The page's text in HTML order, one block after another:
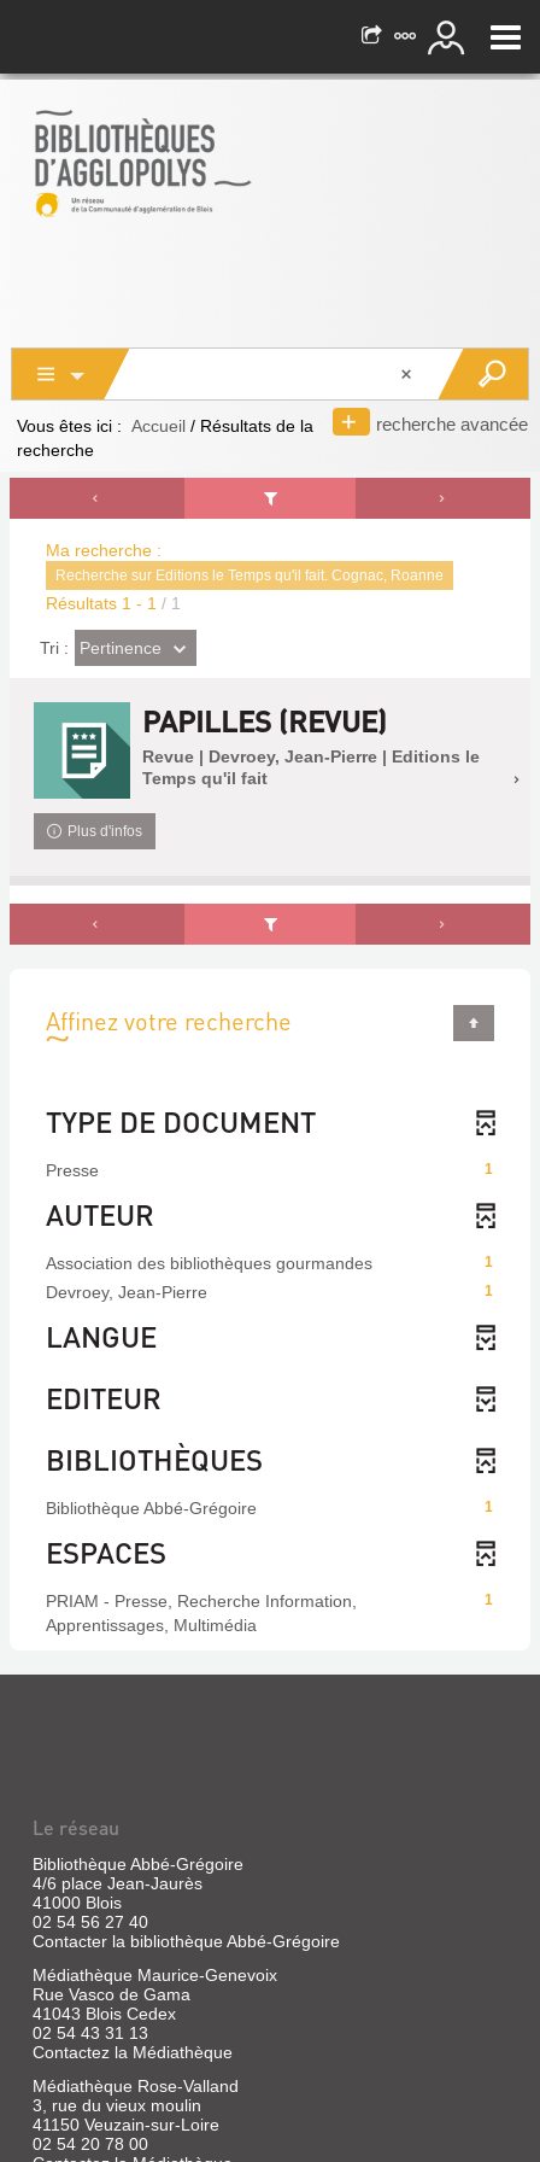
recherche avancée
Vous êtes ici : Accueil / Résultats de la
recherche
Ma recherche :
Recherche sur Editions le Temps qu'il fait. Cognac, Roanne
Résultats 1 - 1 / 1
Tri : (Effet
imédiat)
Pertinence
PAPILLES (REVUE)
Revue | Devroey, Jean-Pierre | Editions le
Temps qu'il fait
Plus d'infos
Affinez votre recherche
TYPE DE DOCUMENT
1
Presse
AUTEUR
1
Association des bibliothèques gourmandes
1
Devroey, Jean-Pierre
LANGUE
EDITEUR
BIBLIOTHÈQUES
1
Bibliothèque Abbé-Grégoire
ESPACES
1
PRIAM - Presse, Recherche Information,
Apprentissages, Multimédia
Le réseau
Bibliothèque Abbé-Grégoire
4/6 place Jean-Jaurès
41000 Blois
02 54 56 27 40
Contacter la bibliothèque Abbé-Grégoire
Médiathèque Maurice-Genevoix
Rue Vasco de Gama
41043 Blois Cedex
02 54 43 31 13
Contactez la Médiathèque
Médiathèque Rose-Valland
3, rue du vieux moulin
41150 Veuzain-sur-Loire
02 54 20 78 00